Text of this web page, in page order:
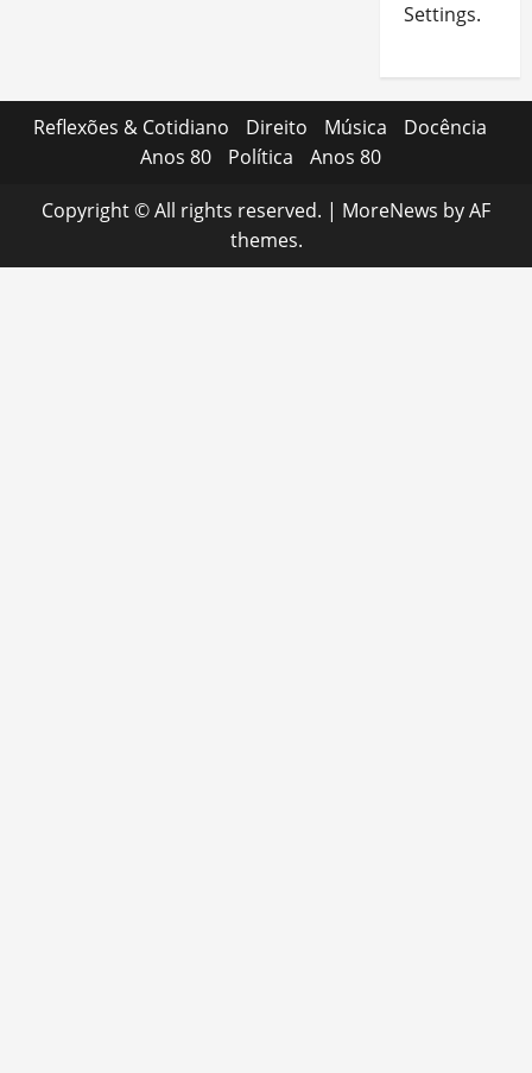
Settings.
Reflexões & Cotidiano Direito Música
Docência
Anos 80
Política Anos 80
Copyright © All rights reserved. | MoreNews by AF
themes.